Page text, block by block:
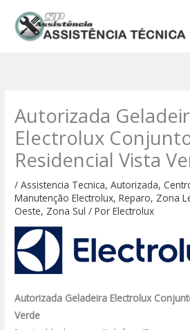
para
Autorizada
Electrolux
Residencial Vista
/Assistencia Tecnica,Autorizada,
Manutenção Electrolux,Reparo, Zona
Oeste, Zona Sul / PorElectrolux
Autorizada Geladeira Electrolux
Verde